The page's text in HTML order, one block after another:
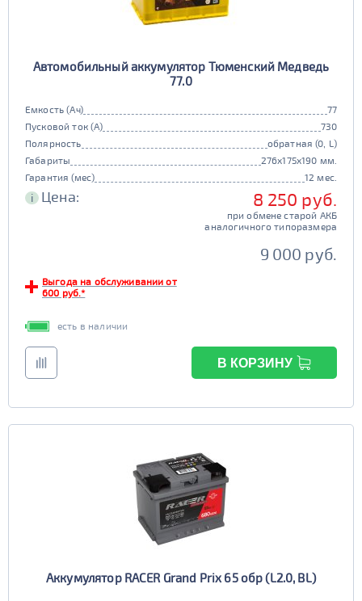
Автомобильный аккумулятор Тюменский Медведь
77.0
Емкость (Ач)
77
Пусковой ток (А)
730
Полярность
обратная (0, L)
Габариты
276x175x190 мм.
Гарантия (мес)
12 мес.
i Цена: 8 250 руб.
при обмене старой АКБ
аналогичного типоразмера
9 000 руб.
Выгода на обслуживании от
600 руб.*
есть в наличии
В КОРЗИНУ
Аккумулятор RACER Grand Prix 65 обр (L2.0, BL)